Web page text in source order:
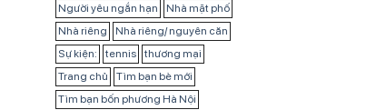
Người yêu ngắn hạn
Nhà mặt phố
Nhà riêng
Nhà riêng/ nguyên căn
Sự kiện:
tennis
thương mại
Trang chủ
Tìm bạn bè mới
Tìm bạn bốn phương Hà Nội